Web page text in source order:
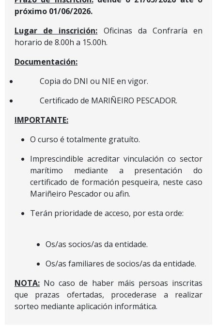
próximo 01/06/2026.
Lugar de inscrición: Oficinas da Confraría en
horario de 8.00h a 15.00h.
Documentación:
Copia do DNI ou NIE en vigor.
Certificado de MARIÑEIRO PESCADOR.
IMPORTANTE:
O curso é totalmente gratuíto.
Imprescindible acreditar vinculación co sector
marítimo mediante a presentación do
certificado de formación pesqueira, neste caso
Mariñeiro Pescador ou afin.
Terán prioridade de acceso, por esta orde:
Os/as socios/as da entidade.
Os/as familiares de socios/as da entidade.
NOTA: No caso de haber máis persoas inscritas
que prazas ofertadas, procederase a realizar
sorteo mediante aplicación informática.